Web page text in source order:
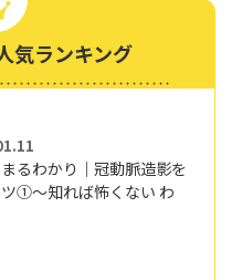
気ランキング
るわかり｜冠動脈造影を
ツ①～知れば怖くない わ